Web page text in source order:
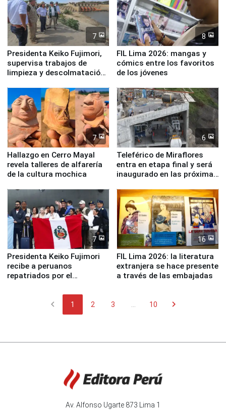
7
Presidenta Keiko Fujimori,
supervisa trabajos de
limpieza y descolmatación
8
FIL Lima 2026: mangas y
cómics entre los favoritos
de los jóvenes
7
Hallazgo en Cerro Mayal
revela talleres de alfarería
de la cultura mochica
6
Teleférico de Miraflores
entra en etapa final y será
inaugurado en las próximas
7
Presidenta Keiko Fujimori
recibe a peruanos
repatriados por el
16
FIL Lima 2026: la literatura
extranjera se hace presente
a través de las embajadas
chevron_left 1 2 3 10 chevron_right
Av. Alfonso Ugarte 873 Lima 1